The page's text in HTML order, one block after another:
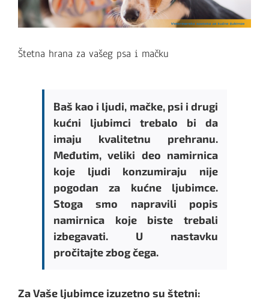
Štetna hrana za vašeg psa i mačku
Baš kao i ljudi, mačke, psi i drugi
kućni ljubimci trebalo bi da
imaju kvalitetnu prehranu.
Međutim, veliki deo namirnica
koje ljudi konzumiraju nije
pogodan za kućne ljubimce.
Stoga smo napravili popis
namirnica koje biste trebali
izbegavati. U nastavku
pročitajte zbog čega.
Za Vaše ljubimce izuzetno su štetni: